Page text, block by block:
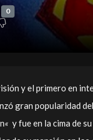
0
y el primero en
gran popularidad
« y fue en la cima de